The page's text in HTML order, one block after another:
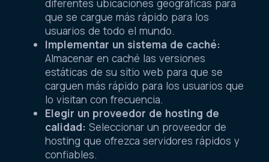
diferentes ubicaciones geográficas para
que se cargue más rápido para los
usuarios de todo el mundo.
Implementar un sistema de caché:
Almacenar en caché las versiones
estáticas de su sitio web para que se
carguen más rápido para los usuarios que
lo visitan con frecuencia.
Elegir un proveedor de hosting de
calidad: Seleccionar un proveedor de
hosting que ofrezca servidores rápidos y
confiables.